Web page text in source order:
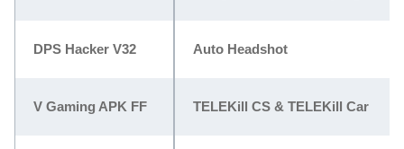
DPS Hacker V32 Auto Headshot
V Gaming APK FF TELEKill CS & TELEKill Car